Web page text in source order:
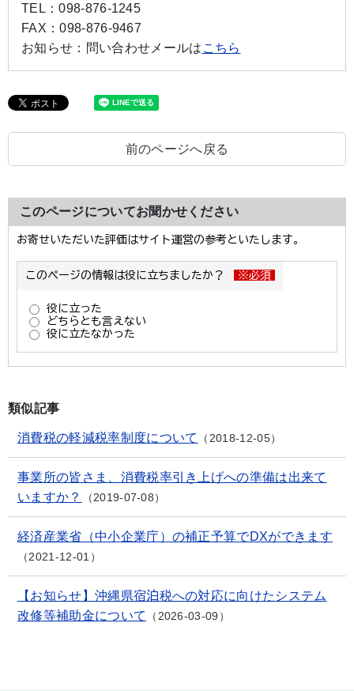
TEL：098-876-1245
FAX：098-876-9467
お知らせ： 問い合わせメールは こちら
前のページへ戻る
このページについてお聞かせください
類似記事
消費税の軽減税率制度について 2018-12-05
事業所の皆さま、消費税率引き上げへの準備は出来て
いますか？
2019-07-08
経済産業省（中小企業庁）の補正予算でDXができます
2021-12-01
【お知らせ】沖縄県宿泊税への対応に向けたシステム
改修等補助金について
2026-03-09